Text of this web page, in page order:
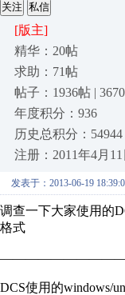
关注 私信
[版主]
精华：20帖
求助：71帖
帖子：1936帖 |
年度积分：936
历史总积分：54944
注册：2011年4月11
发表于：2013-06-19
调查一下大家使用的
格式
DCS使用的windows/